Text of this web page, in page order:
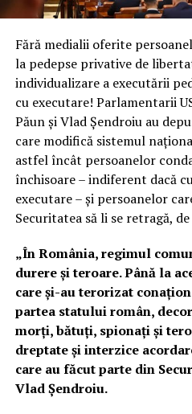
Fără medialii oferite
la pedepse privative de
individualizare a executării
cu executare! Parlamentarii
Păun și Vlad Șendroiu au
care modifică sistemul
astfel încât persoanelor
închisoare – indiferent dacă
executare – și persoanelor
Securitatea să li se retragă,
„În România, regimul
durere și teroare. Până la
care și-au terorizat
partea statului român,
morți, bătuți, spionați și
dreptate și interzice
care au făcut parte din
Vlad Șendroiu.